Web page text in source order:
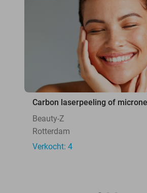
Carbon laserpeeling of
Beauty-Z
Rotterdam
Verkocht: 4